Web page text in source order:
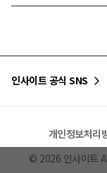
인사이트 공식 SNS
개인정보처리
© 2026 인사이트